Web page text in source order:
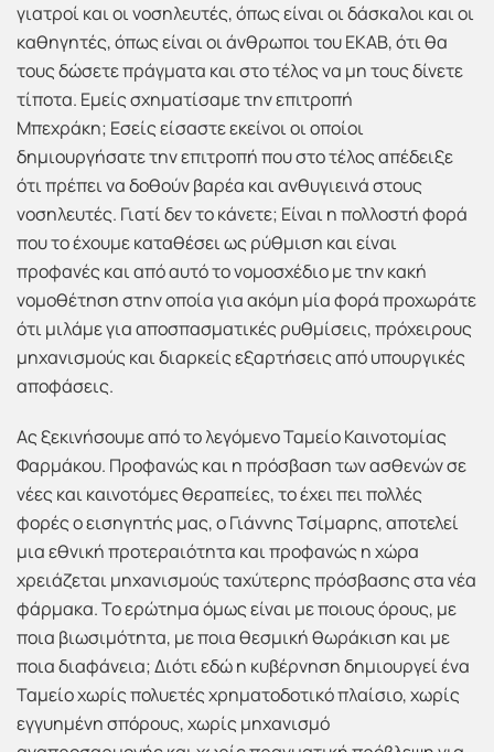
γιατροί και οι νοσηλευτές, όπως είναι οι δάσκαλοι και οι
καθηγητές, όπως είναι οι άνθρωποι του ΕΚΑΒ, ότι θα
τους δώσετε πράγματα και στο τέλος να μη τους δίνετε
τίποτα. Εμείς σχηματίσαμε την επιτροπή
Μπεχράκη; Εσείς είσαστε εκείνοι οι οποίοι
δημιουργήσατε την επιτροπή που στο τέλος απέδειξε
ότι πρέπει να δοθούν βαρέα και ανθυγιεινά στους
νοσηλευτές. Γιατί δεν το κάνετε; Είναι η πολλοστή φορά
που το έχουμε καταθέσει ως ρύθμιση και είναι
προφανές και από αυτό το νομοσχέδιο με την κακή
νομοθέτηση στην οποία για ακόμη μία φορά προχωράτε
ότι μιλάμε για αποσπασματικές ρυθμίσεις, πρόχειρους
μηχανισμούς και διαρκείς εξαρτήσεις από υπουργικές
αποφάσεις.
Ας ξεκινήσουμε από το λεγόμενο Ταμείο Καινοτομίας
Φαρμάκου. Προφανώς και η πρόσβαση των ασθενών σε
νέες και καινοτόμες θεραπείες, το έχει πει πολλές
φορές ο εισηγητής μας, ο Γιάννης Τσίμαρης, αποτελεί
μια εθνική προτεραιότητα και προφανώς η χώρα
χρειάζεται μηχανισμούς ταχύτερης πρόσβασης στα νέα
φάρμακα. Το ερώτημα όμως είναι με ποιους όρους, με
ποια βιωσιμότητα, με ποια θεσμική θωράκιση και με
ποια διαφάνεια; Διότι εδώ η κυβέρνηση δημιουργεί ένα
Ταμείο χωρίς πολυετές χρηματοδοτικό πλαίσιο, χωρίς
εγγυημένη σπόρους, χωρίς μηχανισμό